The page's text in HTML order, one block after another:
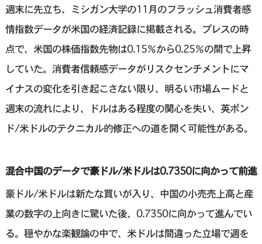
週末に先立ち、ミシガン大学の11月のフラッシュ消費者感
情指数データが米国の経済記録に掲載される。プレスの時
点で、米国の株価指数先物は0.15％から0.25％の間で上昇
していた。消費者信頼感データがリスクセンチメントにマ
イナスの変化を引き起こさない限り、明るい市場ムードと
週末の流れにより、ドルはある程度の関心を失い、英ポン
ド/米ドルのテクニカル的修正への道を開く可能性がある。
混合中国のデータで豪ドル/米ドルは0.7350に向かって前進
豪ドル/米ドルは新たな買いが入り、中国の小売売上高と産
業の数字の上向きに驚いた後、0.7350に向かって進んでい
る。穏やかな楽観論の中で、米ドルは間違った立場で週を